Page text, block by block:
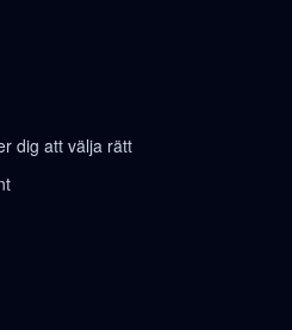
dig att välja rätt